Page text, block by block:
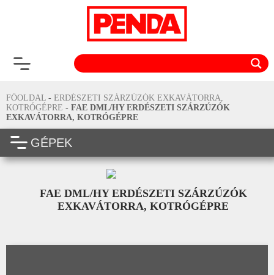
FŐOLDAL - ERDÉSZETI SZÁRZÚZÓK EXKAVÁTORRA,
KOTRÓGÉPRE - FAE DML/HY ERDÉSZETI SZÁRZÚZÓK
EXKAVÁTORRA, KOTRÓGÉPRE
GÉPEK
FAE DML/HY ERDÉSZETI SZÁRZÚZÓK
EXKAVÁTORRA, KOTRÓGÉPRE